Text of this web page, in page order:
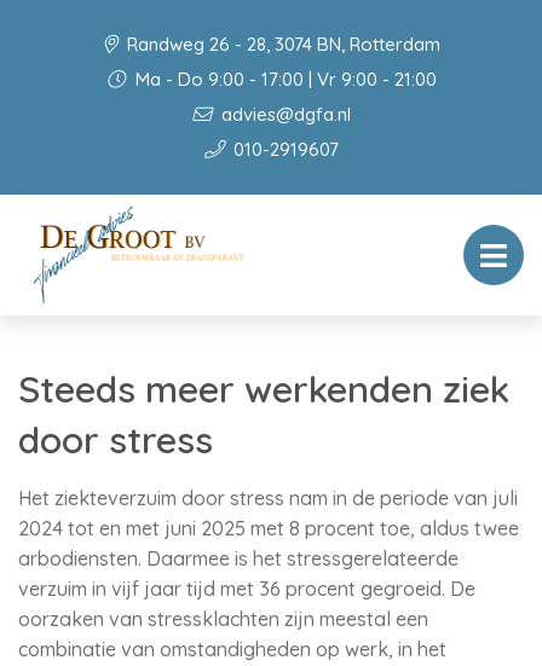
Randweg 26 - 28, 3074 BN, Rotterdam
Ma - Do 9:00 - 17:00 | Vr 9:00 - 21:00
advies@dgfa.nl
010-2919607
Steeds meer werkenden ziek
door stress
Het ziekteverzuim door stress nam in de periode van juli
2024 tot en met juni 2025 met 8 procent toe, aldus twee
arbodiensten. Daarmee is het stressgerelateerde
verzuim in vijf jaar tijd met 36 procent gegroeid. De
oorzaken van stressklachten zijn meestal een
combinatie van omstandigheden op werk, in het